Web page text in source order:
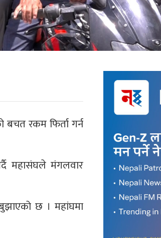
बचत रकम फिर्ता गर्न
महासंघले मंगलवार
छ । महांघमा